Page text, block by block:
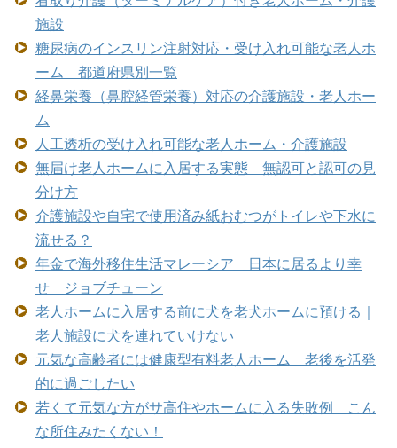
施設
糖尿病のインスリン注射対応・受け入れ可能な老人ホ
ーム 都道府県別一覧
経鼻栄養（鼻腔経管栄養）対応の介護施設・老人ホー
ム
人工透析の受け入れ可能な老人ホーム・介護施設
無届け老人ホームに入居する実態 無認可と認可の見
分け方
介護施設や自宅で使用済み紙おむつがトイレや下水に
流せる？
年金で海外移住生活マレーシア 日本に居るより幸
せ ジョブチューン
老人ホームに入居する前に犬を老犬ホームに預ける｜
老人施設に犬を連れていけない
元気な高齢者には健康型有料老人ホーム 老後を活発
的に過ごしたい
若くて元気な方がサ高住やホームに入る失敗例 こん
な所住みたくない！